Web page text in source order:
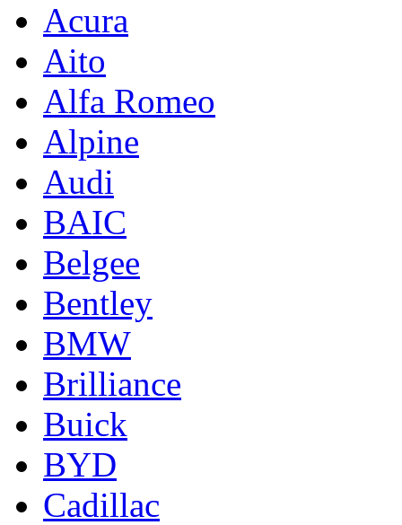
Acura
Aito
Alfa Romeo
Alpine
Audi
BAIC
Belgee
Bentley
BMW
Brilliance
Buick
BYD
Cadillac